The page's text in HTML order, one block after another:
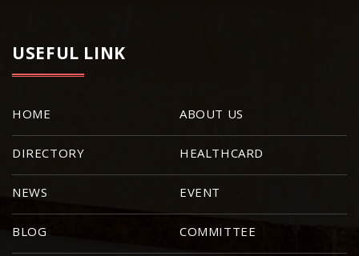
USEFUL LINK
HOME ABOUT US
DIRECTORY HEALTHCARD
NEWS EVENT
BLOG COMMITTEE